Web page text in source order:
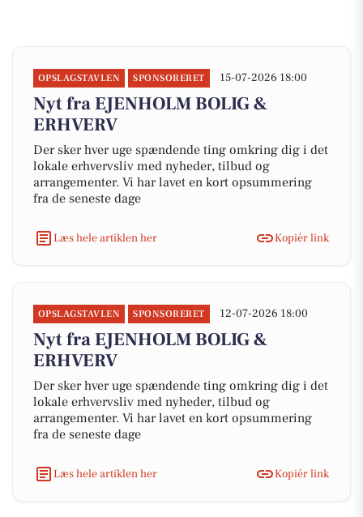
OPSLAGSTAVLEN SPONSORERET 15-07-2026 18:00
Nyt fra EJENHOLM BOLIG &
ERHVERV
Der sker hver uge spændende ting omkring dig i det
lokale erhvervsliv med nyheder, tilbud og
arrangementer. Vi har lavet en kort opsummering
fra de seneste dage
Læs hele artiklen her Kopiér link
OPSLAGSTAVLEN SPONSORERET 12-07-2026 18:00
Nyt fra EJENHOLM BOLIG &
ERHVERV
Der sker hver uge spændende ting omkring dig i det
lokale erhvervsliv med nyheder, tilbud og
arrangementer. Vi har lavet en kort opsummering
fra de seneste dage
Læs hele artiklen her Kopiér link